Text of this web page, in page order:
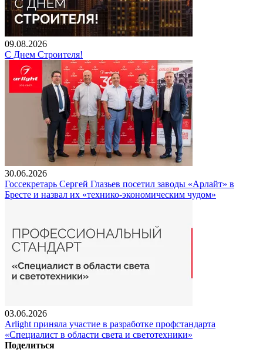
09.08.2026
С Днем Строителя!
30.06.2026
Госсекретарь Сергей Глазьев посетил заводы «Арлайт» в
Бресте и назвал их «технико-экономическим чудом»
03.06.2026
Arlight приняла участие в разработке профстандарта
«Специалист в области света и светотехники»
Поделиться